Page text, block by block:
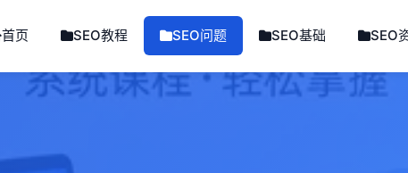
首页 SEO教程 SEO问题 SEO基础 SEO